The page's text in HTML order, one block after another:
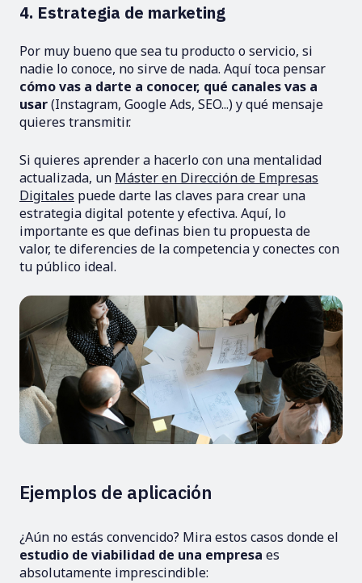
4. Estrategia de marketing
Por muy bueno que sea tu producto o servicio, si
nadie lo conoce, no sirve de nada. Aquí toca pensar
cómo vas a darte a conocer, qué canales vas a
usar(Instagram, Google Ads, SEO...) y qué mensaje
quieres transmitir.
Si quieres aprender a hacerlo con una mentalidad
actualizada, un Máster en Dirección de Empresas
Digitales puede darte las claves para crear una
estrategia digital potente y efectiva. Aquí, lo
importante es que definas bien tu propuesta de
valor, te diferencies de la competencia y conectes con
tu público ideal.
Ejemplos de aplicación
¿Aún no estás convencido? Mira estos casos donde el
estudio de viabilidad de una empresa es
absolutamente imprescindible: